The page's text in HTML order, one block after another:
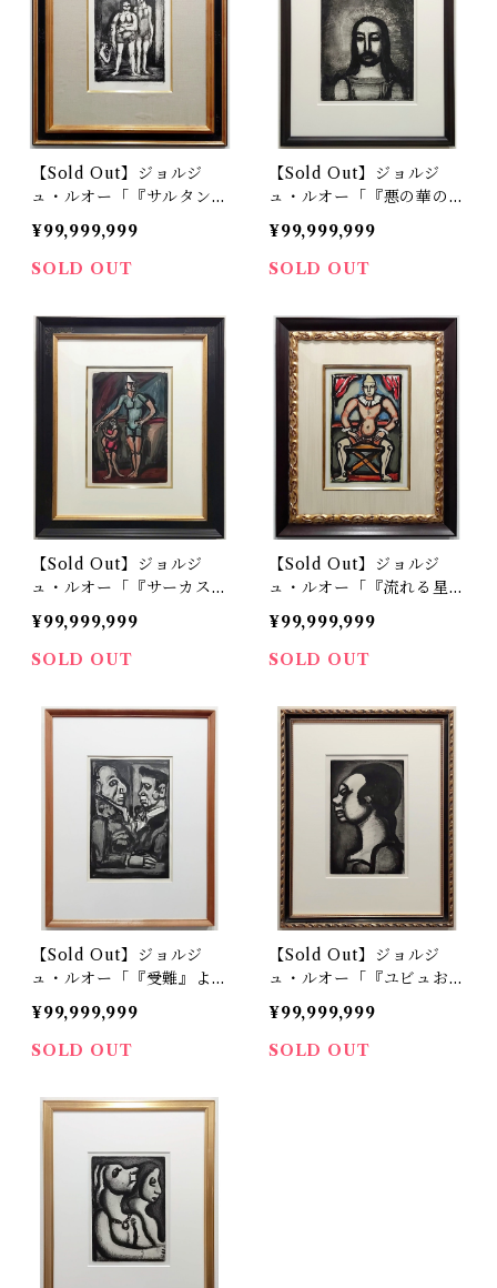
【Sold Out】ジョルジ
ュ・ルオー「『サルタンバ
ンク』より 女レスラー
＜第二段階＞」
¥99,999,999
SOLD OUT
【Sold Out】ジョルジ
ュ・ルオー「『悪の華の1
4点』より キリスト」
¥99,999,999
SOLD OUT
【Sold Out】ジョルジ
ュ・ルオー「『サーカス』
より 道化師と子供」
¥99,999,999
SOLD OUT
【Sold Out】ジョルジ
ュ・ルオー「『流れる星の
サーカス』より 親代々の
旅芸人」
¥99,999,999
SOLD OUT
【Sold Out】ジョルジ
ュ・ルオー「『受難』よ
り 二人の男」
¥99,999,999
SOLD OUT
【Sold Out】ジョルジ
ュ・ルオー「『ユビュおや
じの再生』より 横顔」
¥99,999,999
SOLD OUT